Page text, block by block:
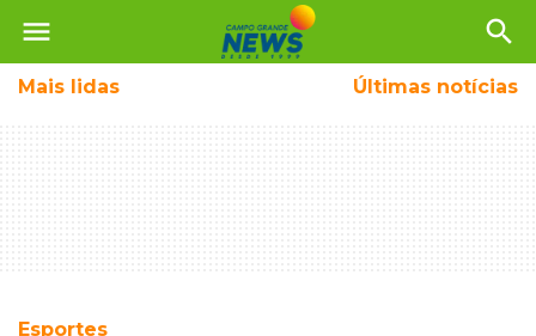
menu search
Mais lidas Últimas notícias
Esportes